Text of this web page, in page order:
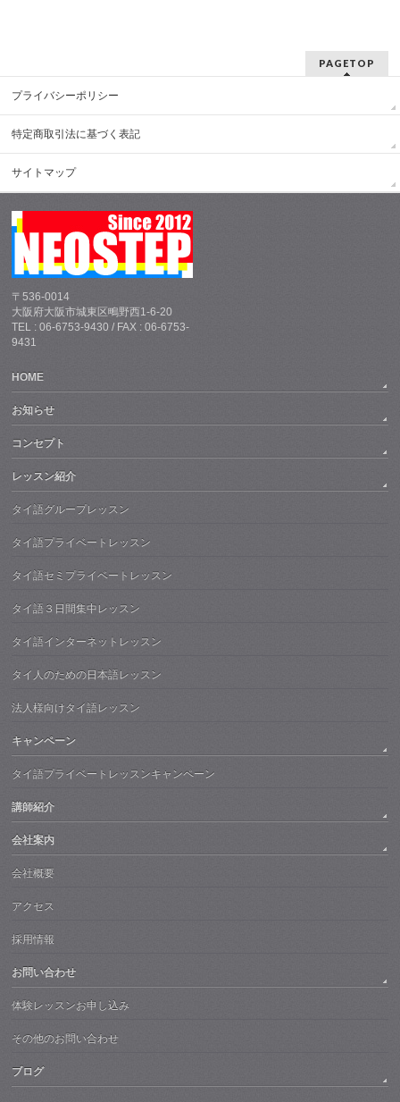
PAGETOP
プライバシーポリシー
特定商取引法に基づく表記
サイトマップ
〒536-0014
大阪府大阪市城東区鴫野西1-6-20
TEL : 06-6753-9430 / FAX : 06-6753-
9431
HOME
お知らせ
コンセプト
レッスン紹介
タイ語グループレッスン
タイ語プライベートレッスン
タイ語セミプライベートレッスン
タイ語３日間集中レッスン
タイ語インターネットレッスン
タイ人のための日本語レッスン
法人様向けタイ語レッスン
キャンペーン
タイ語プライベートレッスンキャンペーン
講師紹介
会社案内
会社概要
アクセス
採用情報
お問い合わせ
体験レッスンお申し込み
その他のお問い合わせ
ブログ